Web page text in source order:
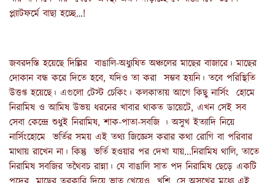
প্ল্যাটফর্মে বাছা হচ্ছে…!
জবরদস্তি হয়েছে দিল্লির বাঙালি-অধ্যুষিত অঞ্চলের মাছের বাজারে। মাছের
দোকান বন্ধ করে দিতে হবে, যদিও তা করা সম্ভব হয়নি। তবে পরিস্থিতি
উত্তপ্ত হয়েছে। এগুলো টেস্ট চেকিং। কলকাতায় আগে কিছু নার্সিং হোমে
নিরামিষ ও আমিষ উভয় ধরনের খাবার থাকত ডায়েটে, এখন সেই সব
সেবা কেন্দ্রে শুধুই নিরামিষ, শাক-পাতা-সবজি । অসুখ ইত্যাদি নিয়ে
নার্সিংহোমে ভর্তির সময় এই তথ্য জিজ্ঞেস করার কথা রোগি বা পরিবার
মাথায় রাখেন না। কিন্তু ভর্তি হওয়ার পর দেখা যায়...নিরামিষ থালি, তাতে
নিরামিষ সবজির তথৈবচ রান্না। যে বাঙালি সাত পদ নিরামিষ ছেড়ে একটি